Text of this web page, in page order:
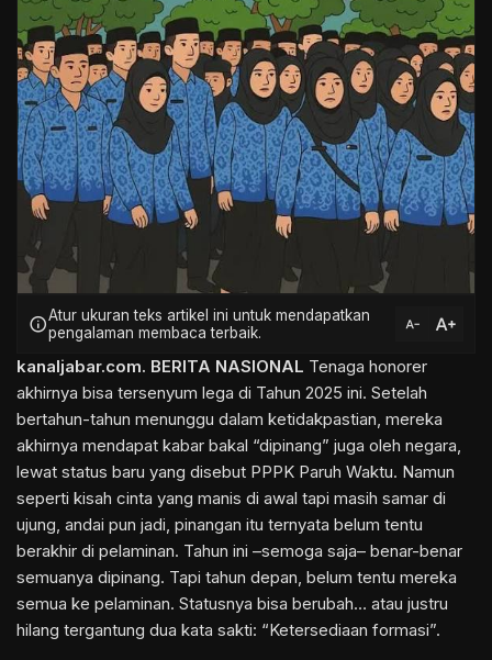
infoAtur ukuran teks artikel ini untuk mendapatkan
pengalaman membaca terbaik.
text_decrease text_increase
kanaljabar.com. BERITA NASIONAL Tenaga honorer
akhirnya bisa tersenyum lega di Tahun 2025 ini. Setelah
bertahun-tahun menunggu dalam ketidakpastian, mereka
akhirnya mendapat kabar bakal “dipinang” juga oleh negara,
lewat status baru yang disebut PPPK Paruh Waktu. Namun
seperti kisah cinta yang manis di awal tapi masih samar di
ujung, andai pun jadi, pinangan itu ternyata belum tentu
berakhir di pelaminan. Tahun ini –semoga saja– benar-benar
semuanya dipinang. Tapi tahun depan, belum tentu mereka
semua ke pelaminan. Statusnya bisa berubah… atau justru
hilang tergantung dua kata sakti: “Ketersediaan formasi”.